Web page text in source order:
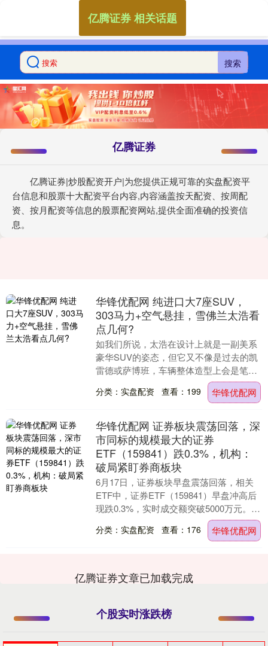
搜索
亿腾证券
亿腾证券|炒股配资开户|为您提供正规可靠的实盘配资平
台信息和股票十大配资平台内容,内容涵盖按天配资、按周配
资、按月配资等信息的股票配资网站,提供全面准确的投资信
息。
亿腾证券 相关话题
华锋优配网 纯进口大7座SUV，
303马力+空气悬挂，雪佛兰太浩看
点几何?
如我们所说，太浩在设计上就是一副美系
豪华SUV的姿态，但它又不像是过去的凯
雷德或萨博班，车辆整体造型上会是笔直
而宽大，甚至就连腰线、车顶结构以及踏
脚板都以平直样....
分类：实盘配资 查看：199 华锋优配网
华锋优配网 证券板块震荡回落，深
市同标的规模最大的证券
ETF（159841）跌0.3%，机构：
破局紧盯券商板块
6月17日，证券板块早盘震荡回落，相关
ETF中，证券ETF（159841）早盘冲高后
现跌0.3%，实时成交额突破5000万元。成
分股跌多涨少，信达证券涨幅仍在2....
分类：实盘配资 查看：176 华锋优配网
亿腾证券文章已加载完成
个股实时涨跌榜